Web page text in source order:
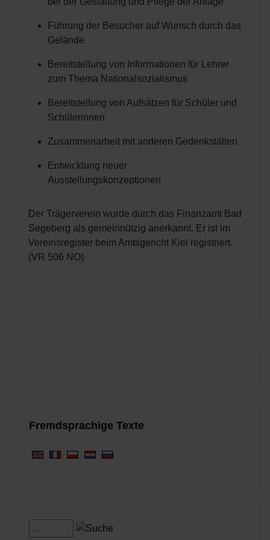
Fremdsprachige Texte
Boxbeschreibung
Führung der Besucher auf Wunsch durch das
Gelände
Bereitstellung von Informationen für Lehrer
zum Thema Nationalsozialismus
Bereitstellung von Aufsätzen für Schüler und
Schülerinnen
Zusammenarbeit mit anderen Gedenkstätten
Entwicklung neuer
Ausstellungskonzeptionen
Der Trägerverein wurde durch das Finanzamt Bad
Segeberg als gemeinnützig anerkannt. Er ist im
Vereinsregister beim Amtsgericht Kiel registriert.
(VR 506 NO)